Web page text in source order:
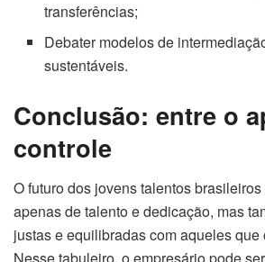
transferências;
Debater modelos de
sustentáveis.
Conclusão: entre o
controle
O futuro dos jovens talentos
apenas de talento e dedicação, mas
justas e equilibradas com aqueles que
Nesse tabuleiro, o empresário pode